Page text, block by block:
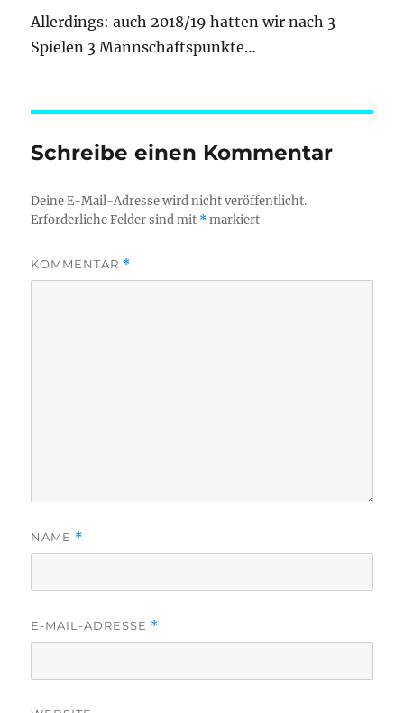
Allerdings: auch 2018/19 hatten wir nach 3
Spielen 3 Mannschaftspunkte…
Schreibe einen Kommentar
Deine E-Mail-Adresse wird nicht veröffentlicht.
Erforderliche Felder sind mit *markiert
KOMMENTAR *
NAME *
E-MAIL-ADRESSE *